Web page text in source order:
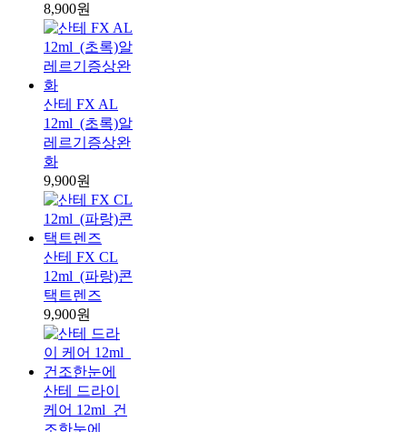
8,900원
산테 FX AL
12ml_(초록)알
레르기증상완
화
9,900원
산테 FX CL
12ml_(파랑)콘
택트렌즈
9,900원
산테 드라이
케어 12ml_건
조한눈에